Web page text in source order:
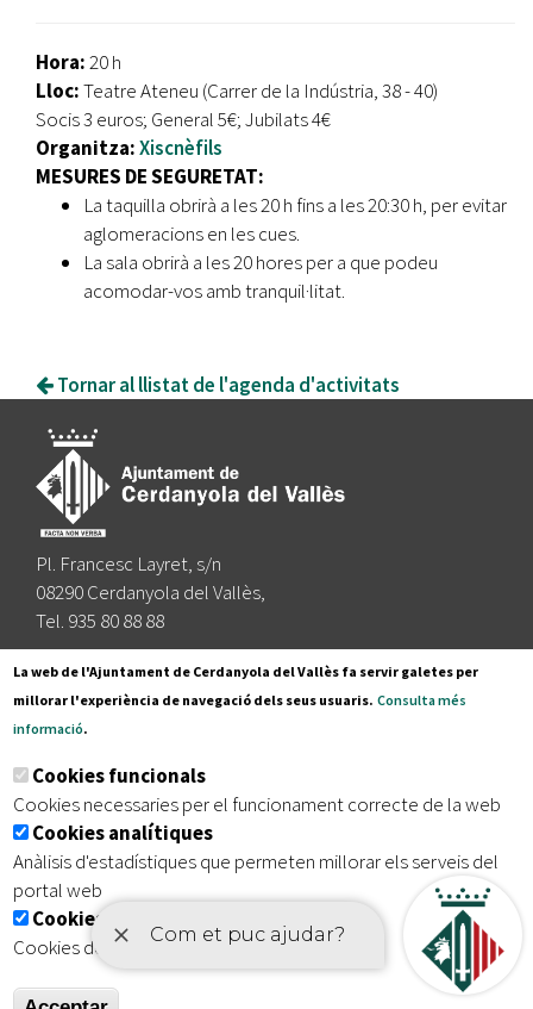
Hora:20 h
Lloc:Teatre Ateneu (Carrer de la Indústria, 38 - 40)
Socis 3 euros; General 5€; Jubilats 4€
Organitza:Xiscnèfils
MESURES DE SEGURETAT:
La taquilla obrirà a les 20 h fins a les 20:30 h, per evitar
aglomeracions en les cues.
La sala obrirà a les 20 hores per a que podeu
acomodar-vos amb tranquil·litat.
Tornar al llistat de l'agenda d'activitats
Pl. Francesc Layret, s/n
08290 Cerdanyola del Vallès,
Tel. 935 80 88 88
Segueix-nos a:
Subscriu-te al nostre butlletí
Inici | Avís legal | Protecció de dades
| Accessibilitat
La web de l'Ajuntament de Cerdanyola del Vallès fa servir galetes per
millorar l'experiència de navegació dels seus usuaris. Consulta més
informació.
Cookies funcionals
Cookies necessaries per el funcionament correcte de la web
Cookies analítiques
Anàlisis d'estadístiques que permeten millorar els serveis del
portal web
Cookies publicitàries
Cookies de tercers amb finalitat publicitària